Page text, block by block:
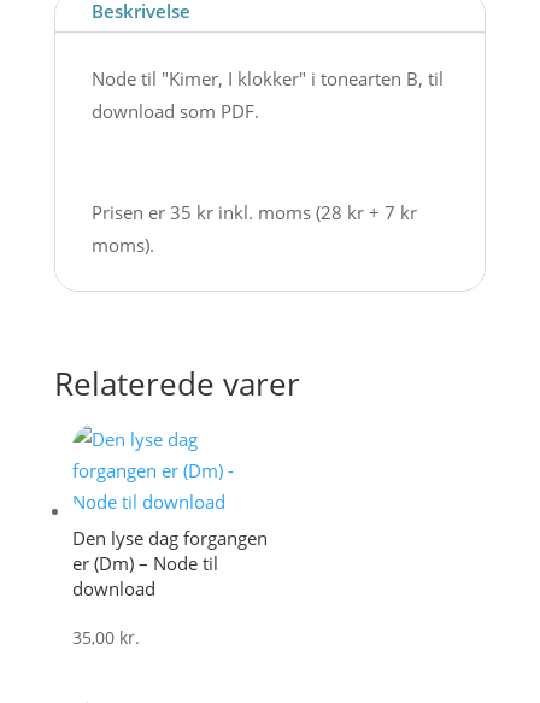
download
antal
Beskrivelse
Node til "Kimer, I klokker" i tonearten B, til
download som PDF.
Prisen er 35 kr inkl. moms (28 kr + 7 kr
moms).
Relaterede varer
Den lyse dag forgangen
er (Dm) – Node til
download
35,00 kr.